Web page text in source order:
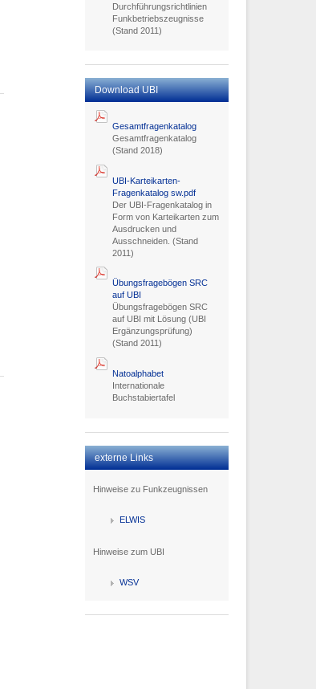
Durchführungsrichtlinien
Funkbetriebszeugnisse
(Stand 2011)
Download UBI
Gesamtfragenkatalog
Gesamtfragenkatalog
(Stand 2018)
UBI-Karteikarten-
Fragenkatalog sw.pdf
Der UBI-Fragenkatalog in
Form von Karteikarten zum
Ausdrucken und
Ausschneiden. (Stand
2011)
Übungsfragebögen SRC
auf UBI
Übungsfragebögen SRC
auf UBI mit Lösung (UBI
Ergänzungsprüfung)
(Stand 2011)
Natoalphabet
Internationale
Buchstabiertafel
externe Links
Hinweise zu Funkzeugnissen
ELWIS
Hinweise zum UBI
WSV